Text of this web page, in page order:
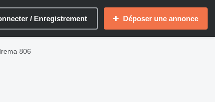
/ Enregistrement Déposer une annonce
806